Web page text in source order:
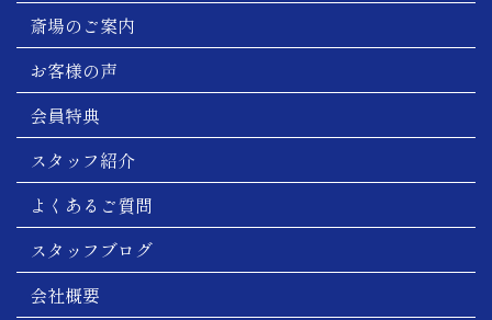
斎場のご案内
お客様の声
会員特典
スタッフ紹介
よくあるご質問
スタッフブログ
会社概要